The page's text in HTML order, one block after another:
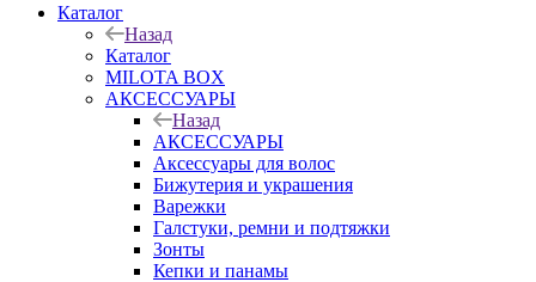
Каталог
Назад
Каталог
MILOTA BOX
АКСЕССУАРЫ
Назад
АКСЕССУАРЫ
Аксессуары для волос
Бижутерия и украшения
Варежки
Галстуки, ремни и подтяжки
Зонты
Кепки и панамы